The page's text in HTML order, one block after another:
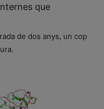
que
de dos anys, un cop